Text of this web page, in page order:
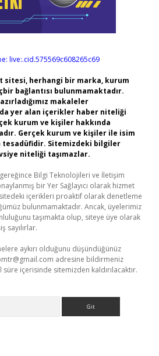
live:.cid.575569c608265c69
sitesi, herhangi bir marka, kurum
bağlantısı bulunmamaktadır.
makaleler
yer alan içerikler haber niteliği
kurum ve kişiler hakkında
Gerçek kurum ve kişiler ile isim
Sitemizdeki bilgiler
niteliği taşımazlar.
gereğince Bilgi Teknolojileri ve İletişim
bir Yer Sağlayıcı olarak hizmet
içerikleri proaktif olarak denetleme
bulunmamaktadır. Ancak, üyelerimiz
taşımakta olup, siteye üye olarak
sayılırlar.
aykırı olduğunu düşündüğünüz
adresine bildirmeniz
içerisinde sitemizden kaldırılacaktır.